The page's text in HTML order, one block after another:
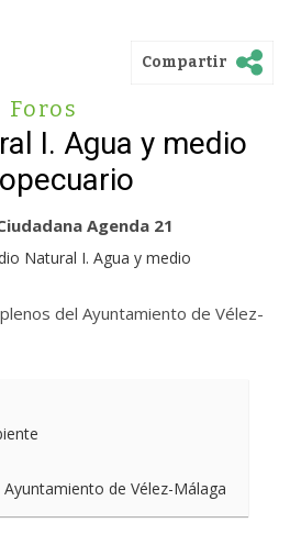
Compartir
Foros
I. Agua y medio
Agenda 21
Natural I. Agua y medio
del Ayuntamiento de Vélez-
de Vélez-Málaga